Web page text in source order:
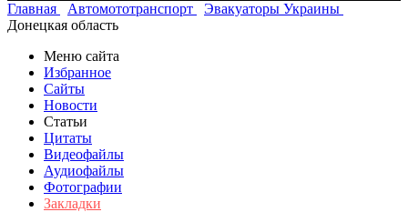
Главная
Автомототранспорт
Эвакуаторы Украины
Донецкая область
Меню сайта
Избранное
Сайты
Новости
Статьи
Цитаты
Видеофайлы
Аудиофайлы
Фотографии
Закладки